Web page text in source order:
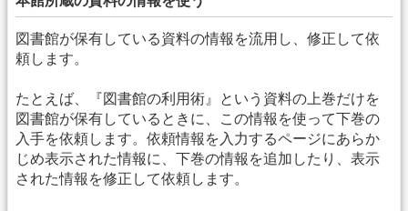
図書館が保有している資料の情報を流用し、修正して依
頼します。
たとえば、『図書館の利用術』という資料の上巻だけを
図書館が保有しているときに、この情報を使って下巻の
入手を依頼します。依頼情報を入力するページにあらか
じめ表示された情報に、下巻の情報を追加したり、表示
された情報を修正して依頼します。